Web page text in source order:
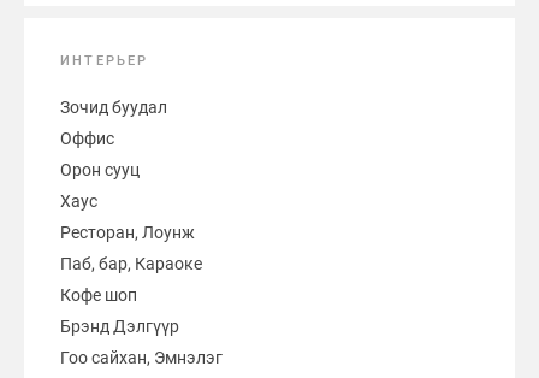
ИНТЕРЬЕР
Зочид буудал
Оффис
Орон сууц
Хаус
Ресторан, Лоунж
Паб, бар, Караоке
Кофе шоп
Брэнд Дэлгүүр
Гоо сайхан, Эмнэлэг